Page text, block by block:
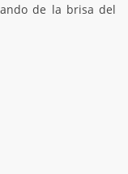
de la brisa del